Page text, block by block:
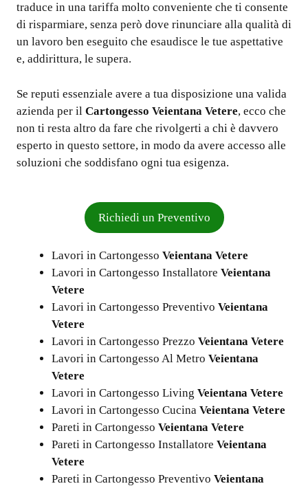
traduce in una tariffa molto conveniente che ti consente
di risparmiare, senza però dove rinunciare alla qualità di
un lavoro ben eseguito che esaudisce le tue aspettative
e, addirittura, le supera.
Se reputi essenziale avere a tua disposizione una valida
azienda per il Cartongesso Veientana Vetere, ecco che
non ti resta altro da fare che rivolgerti a chi è davvero
esperto in questo settore, in modo da avere accesso alle
soluzioni che soddisfano ogni tua esigenza.
Richiedi un Preventivo
Lavori in Cartongesso Veientana Vetere
Lavori in Cartongesso Installatore Veientana
Vetere
Lavori in Cartongesso Preventivo Veientana
Vetere
Lavori in Cartongesso Prezzo Veientana Vetere
Lavori in Cartongesso Al Metro Veientana
Vetere
Lavori in Cartongesso Living Veientana Vetere
Lavori in Cartongesso Cucina Veientana Vetere
Pareti in Cartongesso Veientana Vetere
Pareti in Cartongesso Installatore Veientana
Vetere
Pareti in Cartongesso Preventivo Veientana